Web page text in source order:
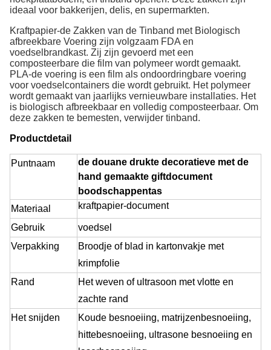
ideaal voor bakkerijen, delis, en supermarkten.
Kraftpapier-de Zakken van de Tinband met Biologisch
afbreekbare Voering zijn volgzaam FDA en
voedselbrandkast. Zij zijn gevoerd met een
composteerbare die film van polymeer wordt gemaakt.
PLA-de voering is een film als ondoordringbare voering
voor voedselcontainers die wordt gebruikt. Het polymeer
wordt gemaakt van jaarlijks vernieuwbare installaties. Het
is biologisch afbreekbaar en volledig composteerbaar. Om
deze zakken te bemesten, verwijder tinband.
Productdetail
Puntnaam
de douane drukte decoratieve met de
hand gemaakte giftdocument
boodschappentas
Materiaal
kraftpapier-document
Gebruik
voedsel
Verpakking
Broodje of blad in kartonvakje met
krimpfolie
Rand
Het weven of ultrasoon met vlotte en
zachte rand
Het snijden
Koude besnoeiing, matrijzenbesnoeiing,
hittebesnoeiing, ultrasone besnoeiing en